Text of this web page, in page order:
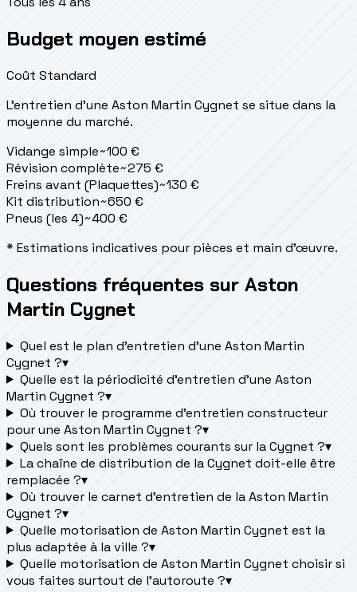
Budget moyen estimé
Coût Standard
L'entretien d'une Aston Martin Cygnet se situe dans la
moyenne du marché.
Vidange simple~100 €
Révision complète~275 €
Freins avant (Plaquettes)~130 €
Kit distribution~650 €
Pneus (les 4)~400 €
* Estimations indicatives pour pièces et main d'œuvre.
Questions fréquentes sur Aston
Martin Cygnet
Quel est le plan d’entretien d’une Aston Martin
Cygnet ?▾
Quelle est la périodicité d’entretien d’une Aston
Martin Cygnet ?▾
Où trouver le programme d’entretien constructeur
pour une Aston Martin Cygnet ?▾
Quels sont les problèmes courants sur la Cygnet ?▾
La chaîne de distribution de la Cygnet doit-elle être
remplacée ?▾
Où trouver le carnet d'entretien de la Aston Martin
Cygnet ?▾
Quelle motorisation de Aston Martin Cygnet est la
plus adaptée à la ville ?▾
Quelle motorisation de Aston Martin Cygnet choisir si
vous faites surtout de l'autoroute ?▾